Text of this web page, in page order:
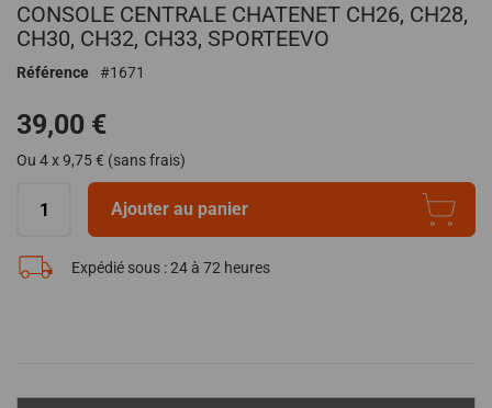
au
début
la
d’images
CONSOLE CENTRALE CHATENET CH26, CH28,
CH30, CH32, CH33, SPORTEEVO
Référence 1671
39,00 €
Ou 4 x 9,75 € (sans frais)
Ajouter au panier
Expédié sous :24 à 72 heures